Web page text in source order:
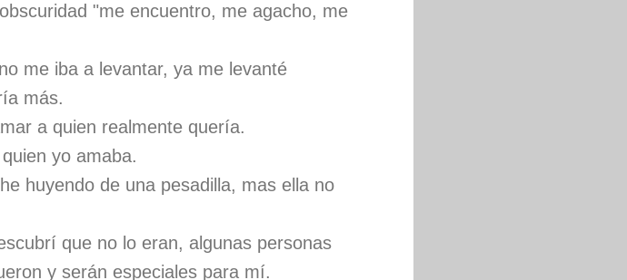
"me encuentro, me agacho, me
me iba a levantar, ya me levanté
más.
a quien realmente quería.
yo amaba.
huyendo de una pesadilla, mas ella no
que no lo eran, algunas personas
y serán especiales para mí.